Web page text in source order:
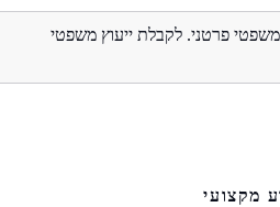
משפטי פרטני. לקבלת ייעוץ משפטי
מקצועי